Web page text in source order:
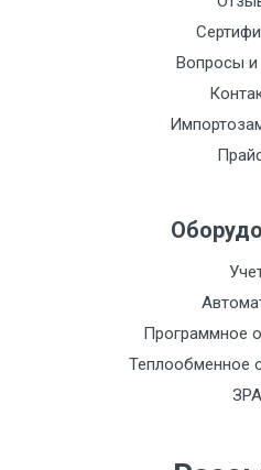
Вопросы и
Программное
Теплообменное
ЗРА